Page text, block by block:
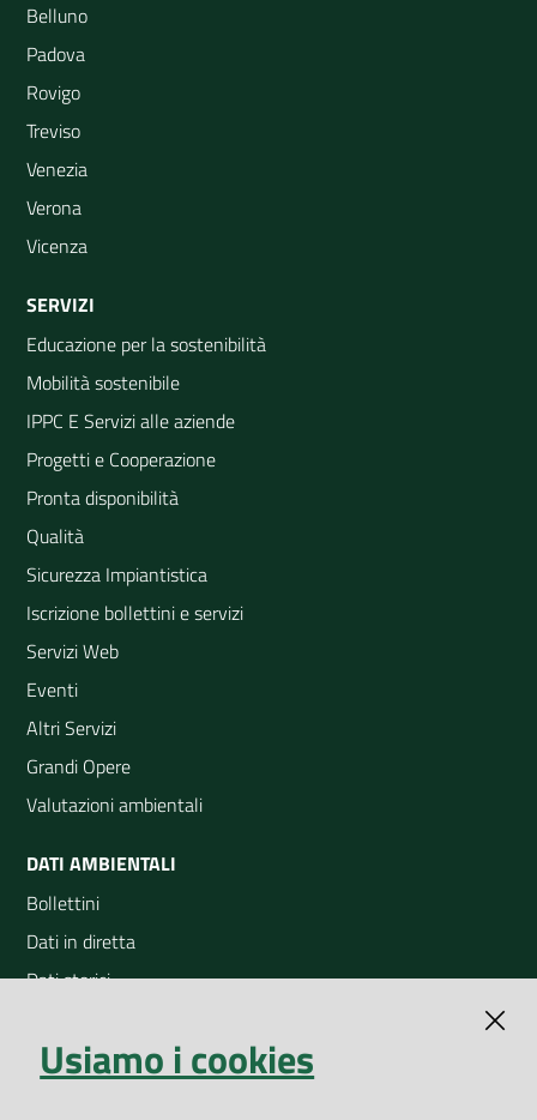
Belluno
Padova
Rovigo
Treviso
Venezia
Verona
Vicenza
SERVIZI
Educazione per la sostenibilità
Mobilità sostenibile
IPPC E Servizi alle aziende
Progetti e Cooperazione
Pronta disponibilità
Qualità
Sicurezza Impiantistica
Iscrizione bollettini e servizi
Servizi Web
Eventi
Altri Servizi
Grandi Opere
Valutazioni ambientali
DATI AMBIENTALI
Bollettini
Dati in diretta
Dati storici
Open Data
Usiamo i cookies